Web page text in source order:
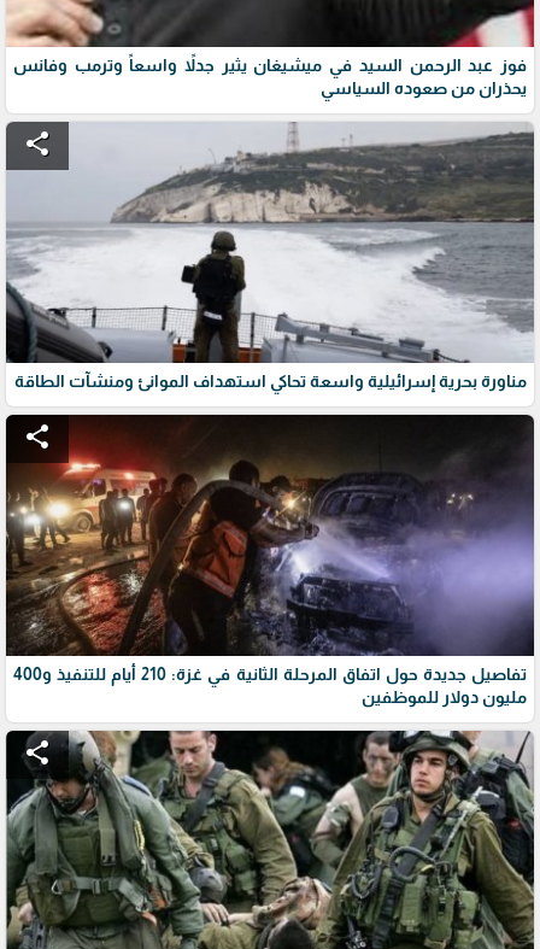
فوز عبد الرحمن السيد في ميشيغان يثير جدلاً واسعاً وترمب وفانس
يحذران من صعوده السياسي
share
مناورة بحرية إسرائيلية واسعة تحاكي استهداف الموانئ ومنشآت الطاقة
share
تفاصيل جديدة حول اتفاق المرحلة الثانية في غزة: 210 أيام للتنفيذ و400
مليون دولار للموظفين
share